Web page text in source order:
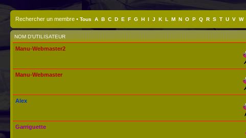
Rechercher un membre • Tous A B C D E F G H I J K L M N O P Q R S T U V W
NOM D’UTILISATEUR
Manu-Webmaster2
Manu-Webmaster
Alex
Garriguette